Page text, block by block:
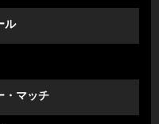
ル
・マッチ